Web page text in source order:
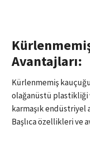
Avantajları:
Kürlenmemiş
olağanüstü plastikliği
karmaşık endüstriyel
Başlıca özellikleri ve